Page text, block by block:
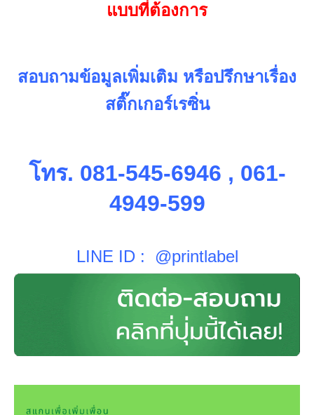
แบบที่ต้องการ
สอบถามข้อมูลเพิ่มเติม หรือปรึกษาเรื่อง
สติ๊กเกอร์เรซิ่น
โทร. 081-545-6946 , 061-
4949-599
LINE ID : @printlabel